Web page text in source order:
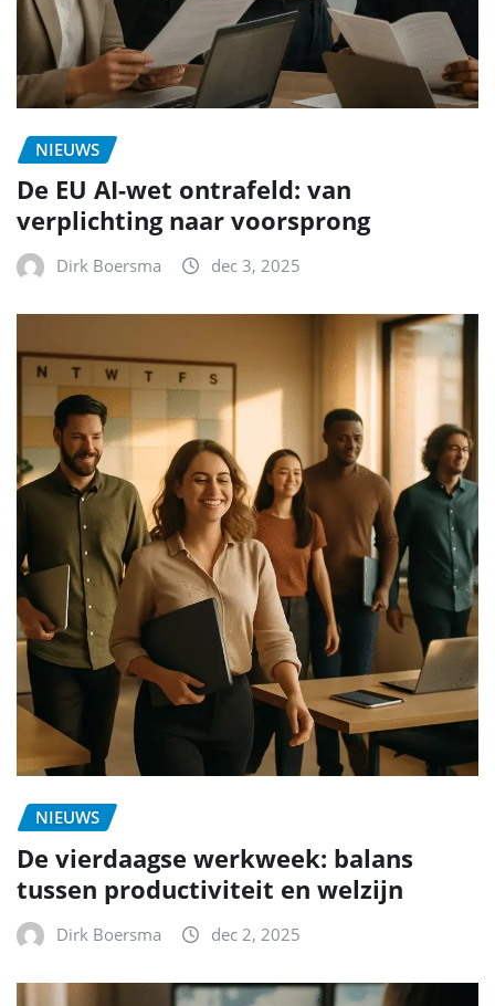
NIEUWS
De EU AI-wet ontrafeld: van
verplichting naar voorsprong
Dirk Boersma dec 3, 2025
NIEUWS
De vierdaagse werkweek: balans
tussen productiviteit en welzijn
Dirk Boersma dec 2, 2025